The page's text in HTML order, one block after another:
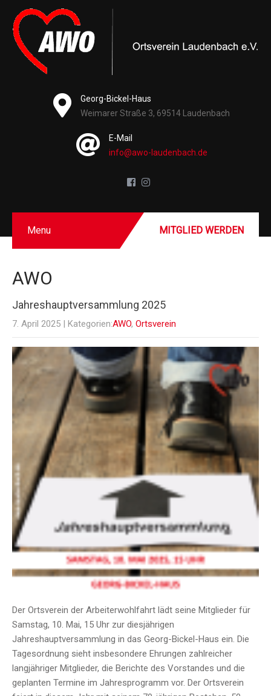
Georg-Bickel-Haus
Weimarer Straße 3, 69514 Laudenbach
E-Mail
info@awo-laudenbach.de
Menu MITGLIED WERDEN
AWO
Jahreshauptversammlung 2025
7. April 2025 | Kategorien:AWO, Ortsverein
Der Ortsverein der Arbeiterwohlfahrt lädt seine Mitglieder für
Samstag, 10. Mai, 15 Uhr zur diesjährigen
Jahreshauptversammlung in das Georg-Bickel-Haus ein. Die
Tagesordnung sieht insbesondere Ehrungen zahlreicher
langjähriger Mitglieder, die Berichte des Vorstandes und die
geplanten Termine im Jahresprogramm vor. Der Ortsverein